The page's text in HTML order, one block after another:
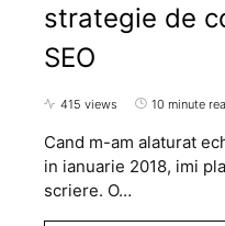
strategie de
SEO
415 views 10 minute
Cand m-am alaturat
in ianuarie 2018, imi
scriere. O…